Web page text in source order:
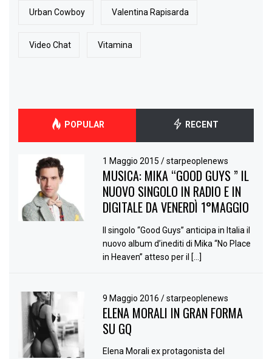
Urban Cowboy Valentina Rapisarda
Video Chat Vitamina
POPULAR RECENT
1 Maggio 2015/ starpeoplenews
MUSICA: MIKA “GOOD GUYS ” IL
NUOVO SINGOLO IN RADIO E IN
DIGITALE DA VENERDÌ 1°MAGGIO
Il singolo “Good Guys” anticipa in Italia il
nuovo album d’inediti di Mika “No Place
in Heaven” atteso per il […]
9 Maggio 2016/ starpeoplenews
ELENA MORALI IN GRAN FORMA
SU GQ
Elena Morali ex protagonista del